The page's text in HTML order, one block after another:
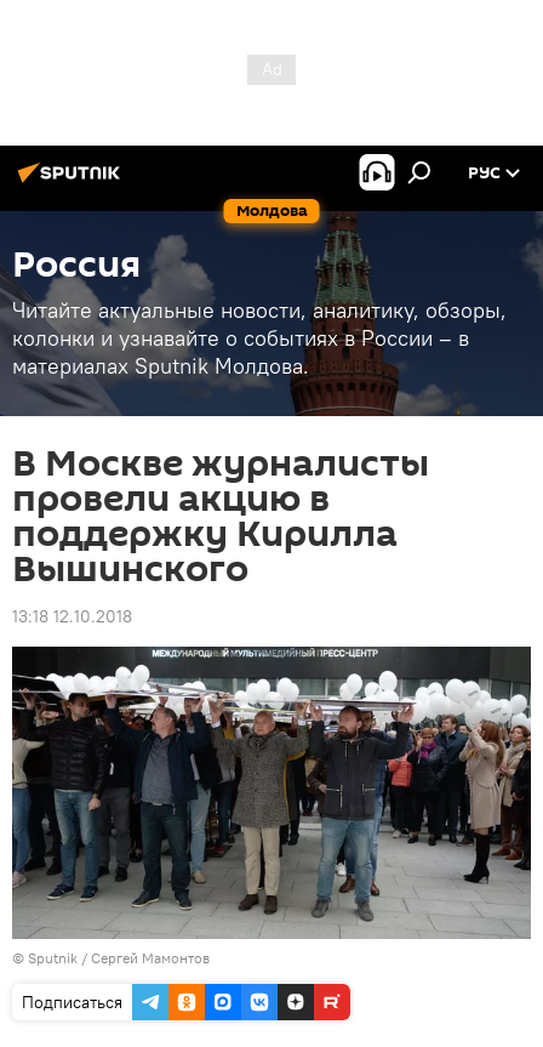
Молдова
РУС
Россия
Читайте актуальные новости, аналитику, обзоры,
колонки и узнавайте о событиях в России – в
материалах Sputnik Молдова.
В Москве журналисты
провели акцию в
поддержку Кирилла
Вышинского
13:18 12.10.2018
© Sputnik / Сергей Мамонтов
Подписаться